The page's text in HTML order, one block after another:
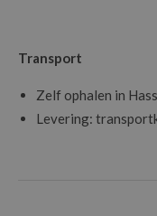
Transport
Zelf ophalen in
Levering: